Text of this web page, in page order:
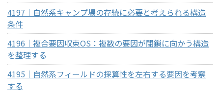
4197｜自然系キャンプ場の存続に必要と考えられる構造
条件
4196｜複合要因収束OS：複数の要因が閉鎖に向かう構造
を整理する
4195｜自然系フィールドの採算性を左右する要因を考察
する